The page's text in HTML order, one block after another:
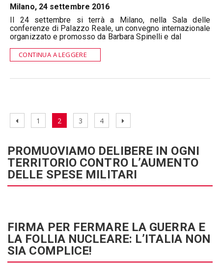
Milano, 24 settembre 2016
Il 24 settembre si terrà a Milano, nella Sala delle
conferenze di Palazzo Reale, un convegno internazionale
organizzato e promosso da Barbara Spinelli e dal
CONTINUA A LEGGERE
Navigazione
PaginaPagina
1 Pagina
2 Pagina
3 Pagina
4
Prossima
PROMUOVIAMO DELIBERE IN OGNI
TERRITORIO CONTRO L’AUMENTO
DELLE SPESE MILITARI
FIRMA PER FERMARE LA GUERRA E
LA FOLLIA NUCLEARE: L’ITALIA NON
SIA COMPLICE!